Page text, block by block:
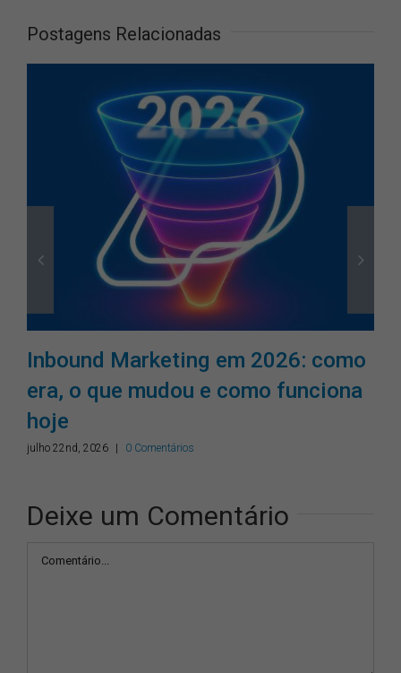
Postagens Relacionadas
Inbound Marketing em 2026: como
era, o que mudou e como funciona
hoje
julho 22nd, 2026 | 0 Comentários
Deixe um Comentário
Comentário